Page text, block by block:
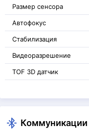
Размер сенсора
Автофокус
Стабилизация
Видеоразрешение
TOF 3D датчик
Коммуникации